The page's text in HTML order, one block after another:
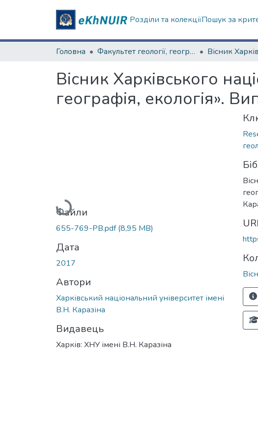
Розділи та колекціїПошук за
Головна Факультет геології, географіії, рекреації і туризму
Вісник Харківського
географія, екологія».
Вантажиться...
Файли
655-769-PB.pdf(8,95 MB)
Дата
2017
Автори
Харківський національний університет імені
В.Н. Каразіна
Видавець
Харків: ХНУ імені В.Н. Каразіна
URI